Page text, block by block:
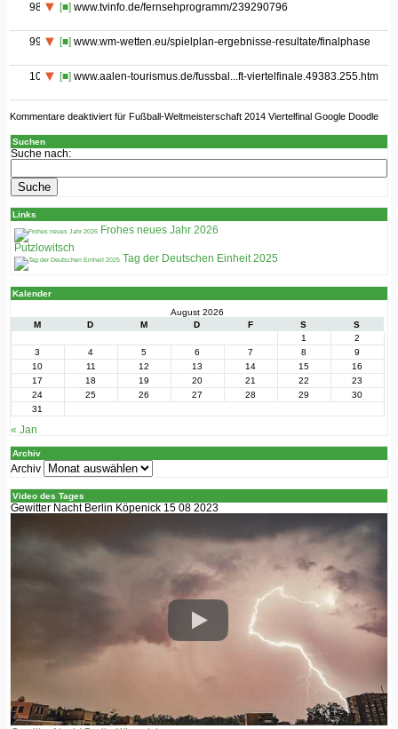
98 [■] www.tvinfo.de/fernsehprogramm/239290796
99 [■] www.wm-wetten.eu/spielplan-ergebnisse-resultate/finalphase
100 [■] www.aalen-tourismus.de/fussbal...ft-viertelfinale.49383.255.htm
Kommentare deaktiviertfür Fußball-Weltmeisterschaft 2014 Viertelfinal Google Doodle
Suchen
Suche nach:
Links
Frohes neues Jahr 2026
Putzlowitsch
Tag der Deutschen Einheit 2025
Kalender
August 2026
M
D M D F S
S
1
2
3
4 5 6 7 8
9
10
11 12 13 14 15
16
17
18 19 20 21 22
23
24
25 26 27 28 29
30
31
« Jan
Archiv
Archiv
Video des Tages
Gewitter Nacht Berlin Köpenick 15 08 2023